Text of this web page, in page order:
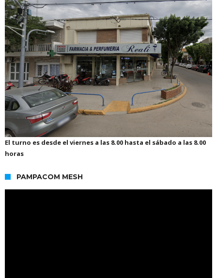
El turno es desde el viernes a las 8.00 hasta el sábado a las 8.00
horas
PAMPACOM MESH